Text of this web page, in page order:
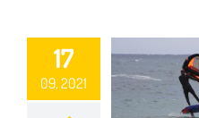
17
09, 2021